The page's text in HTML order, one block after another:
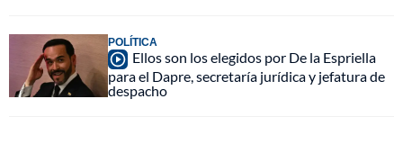
POLÍTICA
Ellos son los elegidos por De la Espriella
para el Dapre, secretaría jurídica y jefatura de
despacho